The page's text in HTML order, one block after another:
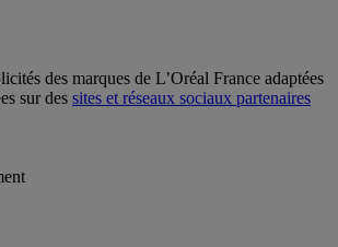
des marques de L’Oréal France adaptées
sur des sites et réseaux sociaux partenaires